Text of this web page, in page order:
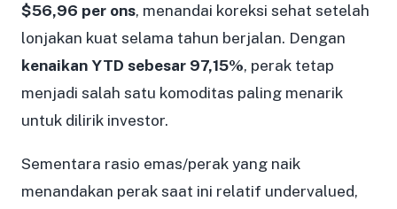
$56,96 per ons, menandai koreksi sehat setelah
lonjakan kuat selama tahun berjalan. Dengan
kenaikan YTD sebesar 97,15%, perak tetap
menjadi salah satu komoditas paling menarik
untuk dilirik investor.
Sementara rasio emas/perak yang naik
menandakan perak saat ini relatif undervalued,